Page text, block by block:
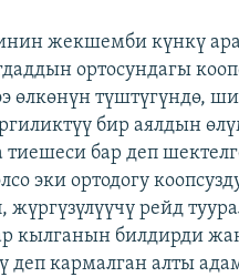
жекшемби күнкү
ортосундагы
өлкөнүн түштүгүндө,
бир аялдын
бар деп
эки ортодогу
жүргүзүлүүчү рейд
кылганын билдирди
деп кармалган алты